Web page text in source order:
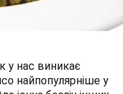
у нас виникає
найпопулярніше у